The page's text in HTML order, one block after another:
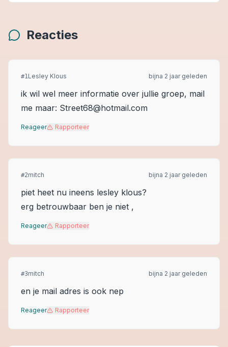
Reacties
#1Lesley Klous bijna 2 jaar geleden
ik wil wel meer informatie over jullie groep, mail
me maar: Street68@hotmail.com
Reageer Rapporteer
#2mitch bijna 2 jaar geleden
piet heet nu ineens lesley klous?
erg betrouwbaar ben je niet ,
Reageer Rapporteer
#3mitch bijna 2 jaar geleden
en je mail adres is ook nep
Reageer Rapporteer